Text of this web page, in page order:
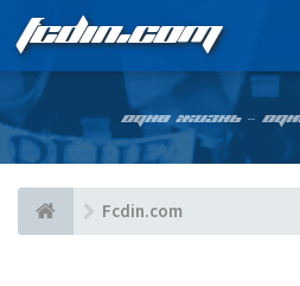
FCDIN.COM
ОДНА ЖИЗНЬ –
Fcdin.com